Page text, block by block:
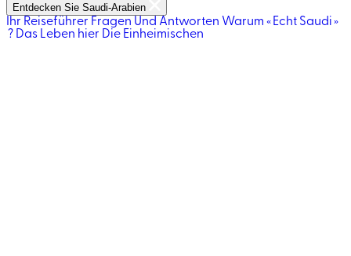
Entdecken Sie Saudi-Arabien
Ihr Reiseführer Fragen Und Antworten Warum « Echt Saudi »
? Das Leben hier Die Einheimischen